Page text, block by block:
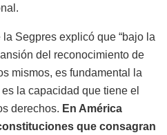
Segpres explicó que “bajo la
del reconocimiento de
mismos, es fundamental la
la capacidad que tiene el
derechos. En América
que consagran